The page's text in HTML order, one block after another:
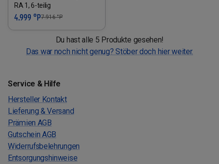
RA 1, 6-teilig
4.999 °P7.916°P
Du hast alle 5 Produkte gesehen!
Das war noch nicht genug? Stöber doch hier weiter.
Service & Hilfe
Hersteller Kontakt
Lieferung & Versand
Prämien AGB
Gutschein AGB
Widerrufsbelehrungen
Entsorgungshinweise